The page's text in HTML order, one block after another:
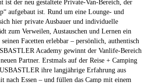
ist der neu gestaltete Private-Van-Bereich, der
aufgebaut ist. Rund um eine Lounge- und
hier private Ausbauer und individuelle
zum Verweilen, Austauschen und Lernen ein
Facetten erlebbar – persönlich, authentisch
Academy gewinnt der Vanlife-Bereich
Partner. Erstmals auf der Reise + Camping
ihre langjährige Erfahrung aus
nach Essen – und füllen das Camp mit einem